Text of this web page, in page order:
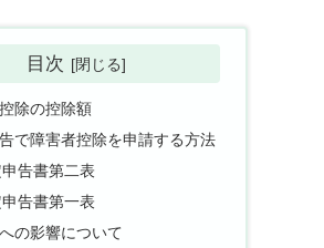
目次
除の控除額
で障害者控除を申請する方法
告書第二表
告書第一表
の影響について